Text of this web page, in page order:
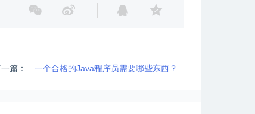
篇： 一个合格的Java程序员需要哪些东西？